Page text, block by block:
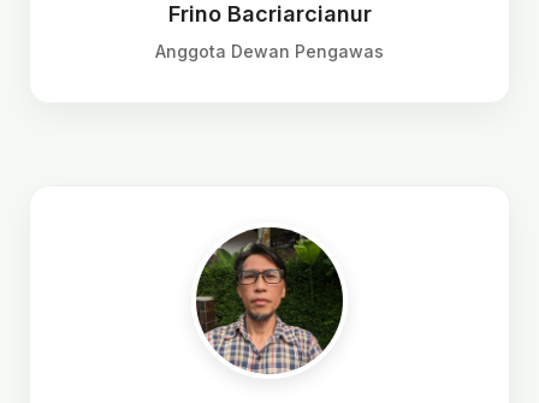
Frino Bacriarcianur
Anggota Dewan Pengawas